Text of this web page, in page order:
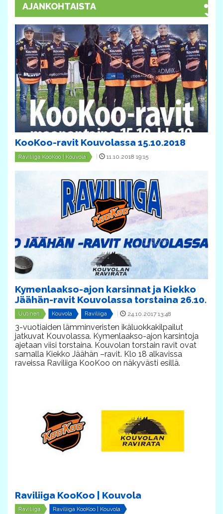
AJANKOHTAISTA
KooKoo-ravit Kouvolassa 15.10.2018
Raviliiga KooKoo | Kouvola | 11.10.2018 19:15
Kymenlaakso-ajon karsinnat ja Kiekko
Jäähän-ravit Kouvolassa torstaina 26.10.
Uutinen Kouvola Raviliiga | 24.10.2017 13:48
3-vuotiaiden lämminveristen ikäluokkakilpailut
jatkuvat Kouvolassa. Kymenlaakso-ajon karsintoja
ajetaan viisi torstaina. Kouvolan torstain ravit ovat
samalla Kiekko Jäähän –ravit. Klo 18 alkavissa
raveissa Raviliiga KooKoo on näkyvästi esillä.
Raviliiga KooKoo | Kouvola
Raviliiga Raviliiga KooKoo | Kouvola